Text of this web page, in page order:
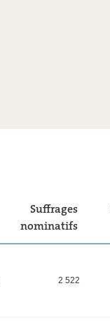
Suffrages
nominatifs
2 522